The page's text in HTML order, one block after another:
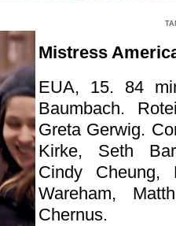
Mistress
EUA, 15. 84
Baumbach.
Greta Gerwig.
Kirke, Seth
Cindy Cheung,
Wareham,
Chernus.